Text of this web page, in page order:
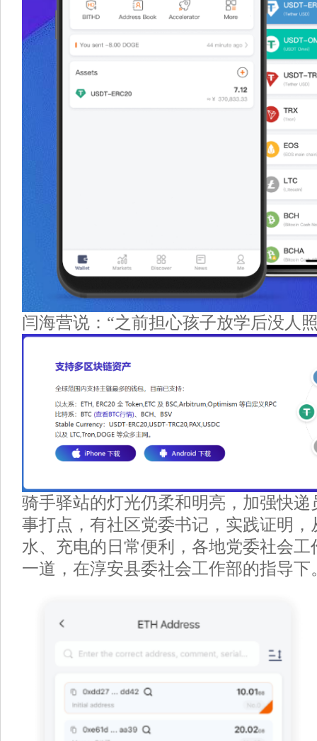
闫海营说：“之前担心孩子放学后没人
骑手驿站的灯光仍柔和明亮，加强快递
事打点，有社区党委书记，实践证明，
水、充电的日常便利，各地党委社会工
一道，在淳安县委社会工作部的指导下